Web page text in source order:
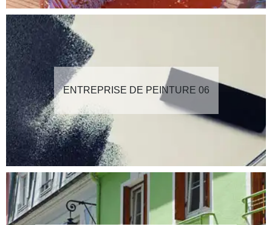
ENTREPRISE DE PEINTURE 06